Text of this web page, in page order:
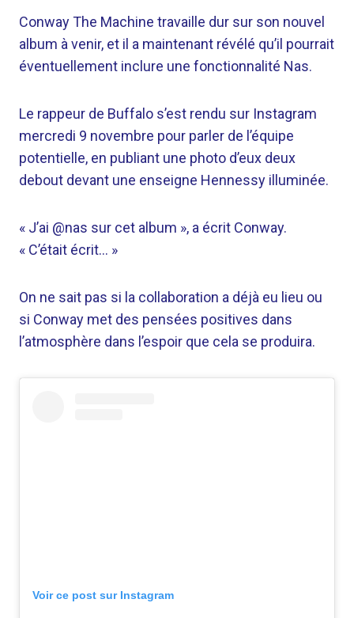
Conway The Machine travaille dur sur son nouvel
album à venir, et il a maintenant révélé qu’il pourrait
éventuellement inclure une fonctionnalité Nas.
Le rappeur de Buffalo s’est rendu sur Instagram
mercredi 9 novembre pour parler de l’équipe
potentielle, en publiant une photo d’eux deux
debout devant une enseigne Hennessy illuminée.
« J’ai @nas sur cet album », a écrit Conway.
« C’était écrit… »
On ne sait pas si la collaboration a déjà eu lieu ou
si Conway met des pensées positives dans
l’atmosphère dans l’espoir que cela se produira.
Voir ce post sur Instagram